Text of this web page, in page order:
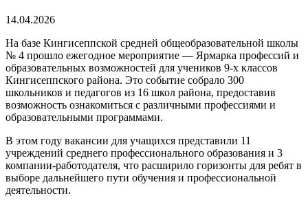
14.04.2026
На базе Кингисеппской средней общеобразовательной школы
№ 4 прошло ежегодное мероприятие — Ярмарка профессий и
образовательных возможностей для учеников 9-х классов
Кингисеппского района. Это событие собрало 300
школьников и педагогов из 16 школ района, предоставив
возможность ознакомиться с различными профессиями и
образовательными программами.
В этом году вакансии для учащихся представили 11
учреждений среднего профессионального образования и 3
компании-работодателя, что расширило горизонты для ребят в
выборе дальнейшего пути обучения и профессиональной
деятельности.